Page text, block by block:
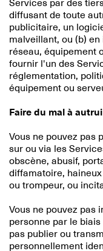
Services par des
diffusant de toute
publicitaire, un
malveillant, ou (b)
réseau, équipement
fournir l'un des
réglementation,
équipement ou
Faire du mal à
Vous ne pouvez pas
sur ou via les
obscène, abusif,
diffamatoire,
ou trompeur, ou
Vous ne pouvez pas
personne par le
pas publier ou
personnellement